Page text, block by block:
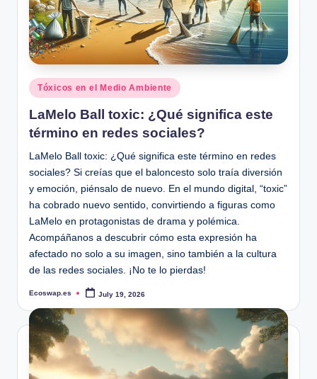
Posted
in
Tóxicos en el Medio Ambiente
LaMelo Ball toxic: ¿Qué significa este
término en redes sociales?
LaMelo Ball toxic: ¿Qué significa este término en redes
sociales? Si creías que el baloncesto solo traía diversión
y emoción, piénsalo de nuevo. En el mundo digital, “toxic”
ha cobrado nuevo sentido, convirtiendo a figuras como
LaMelo en protagonistas de drama y polémica.
Acompáñanos a descubrir cómo esta expresión ha
afectado no solo a su imagen, sino también a la cultura
de las redes sociales. ¡No te lo pierdas!
Posted
Ecoswap.es July 19, 2026